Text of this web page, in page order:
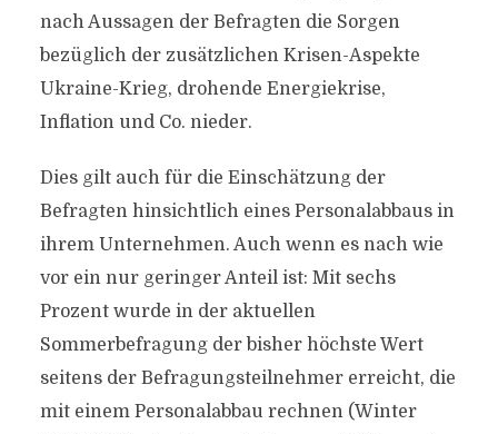
nach Aussagen der Befragten die Sorgen
bezüglich der zusätzlichen Krisen-Aspekte
Ukraine-Krieg, drohende Energiekrise,
Inflation und Co. nieder.
Dies gilt auch für die Einschätzung der
Befragten hinsichtlich eines Personalabbaus in
ihrem Unternehmen. Auch wenn es nach wie
vor ein nur geringer Anteil ist: Mit sechs
Prozent wurde in der aktuellen
Sommerbefragung der bisher höchste Wert
seitens der Befragungsteilnehmer erreicht, die
mit einem Personalabbau rechnen (Winter